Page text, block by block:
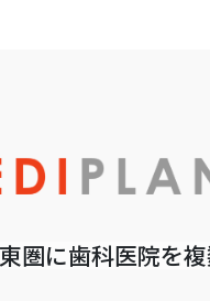
圏に歯科医院を